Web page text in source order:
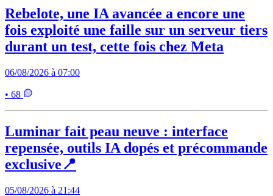
Rebelote, une IA avancée a encore une
fois exploité une faille sur un serveur tiers
durant un test, cette fois chez Meta
06/08/2026 à 07:00
• 68
Luminar fait peau neuve : interface
repensée, outils IA dopés et précommande
exclusive📍
05/08/2026 à 21:44